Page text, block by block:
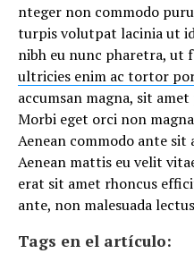
nteger non commodo
turpis volutpat lacinia ut
nibh eu nunc pharetra, ut
ultricies enim ac tortor
accumsan magna, sit
Morbi eget orci non
Aenean commodo ante
Aenean mattis eu velit
erat sit amet rhoncus
ante, non malesuada
Tags en el artículo: